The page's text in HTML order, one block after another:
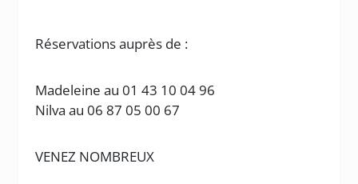
Réservations auprès de :
Madeleine au 01 43 10 04 96
Nilva au 06 87 05 00 67
VENEZ NOMBREUX